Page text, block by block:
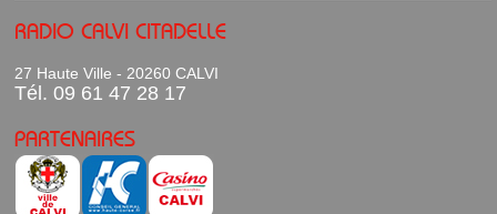
RADIO CALVI CITADELLE
27 Haute Ville - 20260 CALVI
Tél. 09 61 47 28 17
PARTENAIRES